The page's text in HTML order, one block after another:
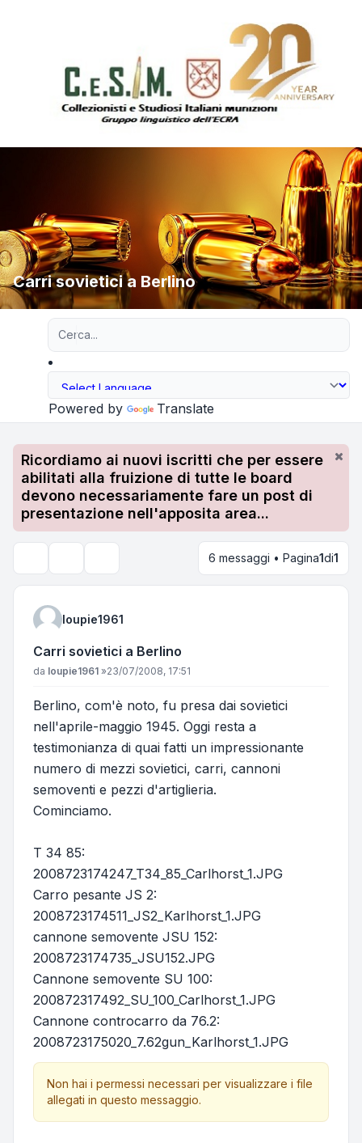
Carri sovietici a Berlino
Powered by Translate
Ricordiamo ai nuovi iscritti che per essere
abilitati alla fruizione di tutte le board
devono necessariamente fare un post di
presentazione nell'apposita area...
6 messaggi • Pagina1di1
loupie1961
Carri sovietici a Berlino
Messaggio
da loupie1961 »23/07/2008, 17:51
Berlino, com'è noto, fu presa dai sovietici
nell'aprile-maggio 1945. Oggi resta a
testimonianza di quai fatti un impressionante
numero di mezzi sovietici, carri, cannoni
semoventi e pezzi d'artiglieria.
Cominciamo.
T 34 85:
2008723174247_T34_85_Carlhorst_1.JPG
Carro pesante JS 2:
2008723174511_JS2_Karlhorst_1.JPG
cannone semovente JSU 152:
2008723174735_JSU152.JPG
Cannone semovente SU 100:
200872317492_SU_100_Carlhorst_1.JPG
Cannone controcarro da 76.2:
2008723175020_7.62gun_Karlhorst_1.JPG
Non hai i permessi necessari per visualizzare i file
allegati in questo messaggio.